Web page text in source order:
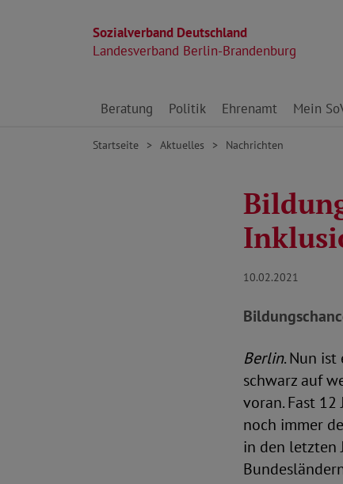
Sozialverband Deutschland
Landesverband Berlin-Brandenburg
Direkt zu den Inhalten springen
Beratung Politik Ehrenamt Mein
Startseite Aktuelles Nachrichten
10.02.2021
Berlin. Nun
schwarz auf
voran. Fast
noch immer
in den letzten